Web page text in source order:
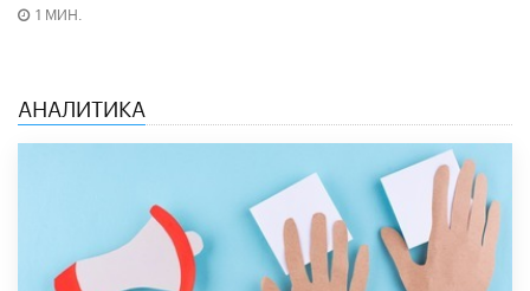
1 МИН.
АНАЛИТИКА